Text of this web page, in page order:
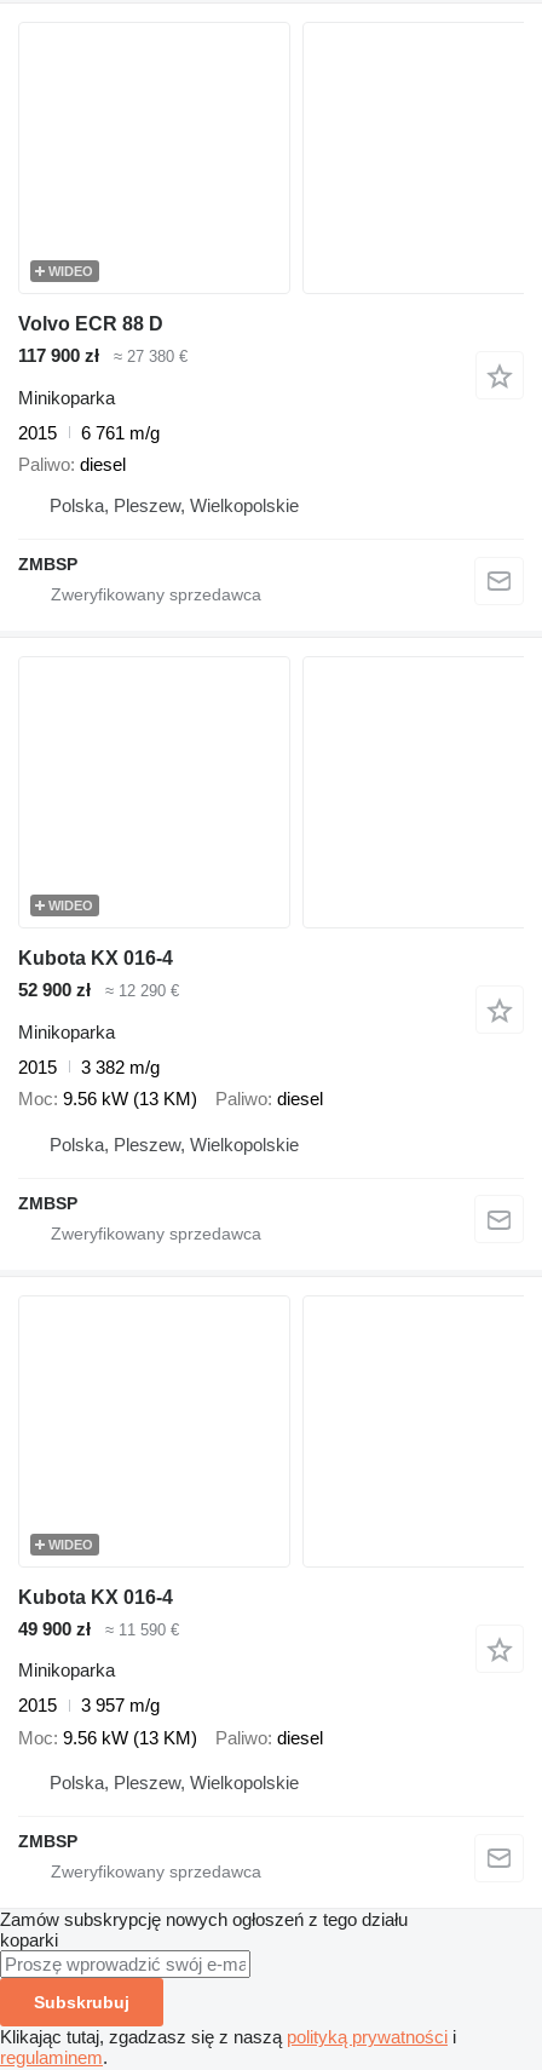
WIDEO
Volvo ECR 88 D
117 900 zł
≈ 27 380 €
Minikoparka
2015
6 761 m/g
Paliwo diesel
Polska, Pleszew, Wielkopolskie
ZMBSP
WIDEO
Kubota KX 016-4
52 900 zł
≈ 12 290 €
Minikoparka
2015
3 382 m/g
Moc 9.56 kW (13 KM) Paliwo diesel
Polska, Pleszew, Wielkopolskie
ZMBSP
WIDEO
Kubota KX 016-4
49 900 zł
≈ 11 590 €
Minikoparka
2015
3 957 m/g
Moc 9.56 kW (13 KM) Paliwo diesel
Polska, Pleszew, Wielkopolskie
ZMBSP
Zamów subskrypcję nowych ogłoszeń z tego działu
koparki
Subskrubuj
Klikając tutaj, zgadzasz się z naszą polityką prywatności i
regulaminem.